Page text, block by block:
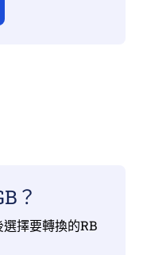
？
擇要轉換的RB